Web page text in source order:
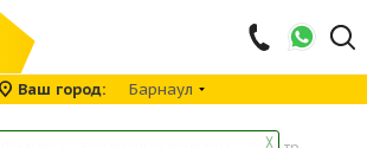
Ваш город Барнаул
╳